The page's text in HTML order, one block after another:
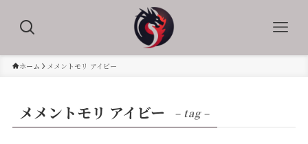
ホーム メメントモリ アイビー
メメントモリ アイビー – tag –